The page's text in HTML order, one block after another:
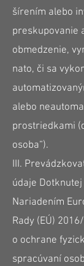
šírením alebo
preskupovanie
obmedzenie,
nato, či sa
alebo
prostriedkami
osoba“).
III.
údaje
Nariadením
Rady (EÚ)
o ochrane
spracúvaní